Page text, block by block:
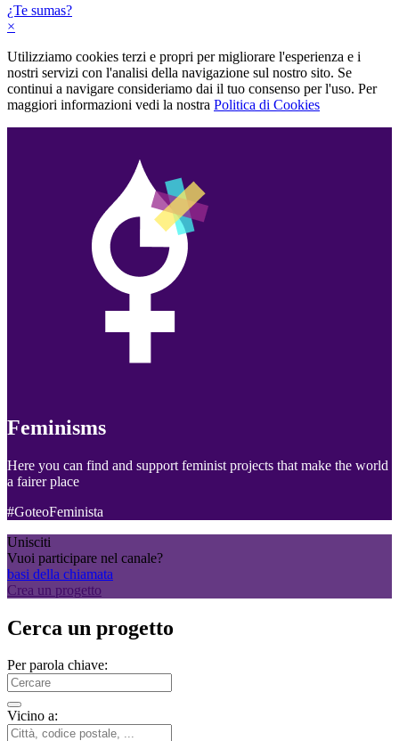
¿Te sumas?
×
Utilizziamo cookies terzi e propri per migliorare l'esperienza e i
nostri servizi con l'analisi della navigazione sul nostro sito. Se
continui a navigare consideriamo dai il tuo consenso per l'uso. Per
maggiori informazioni vedi la nostra Politica di Cookies
Feminisms
Here you can find and support feminist projects that make the world
a fairer place
#GoteoFeminista
Unisciti
Vuoi participare nel canale?
basi della chiamata
Crea un progetto
Cerca un progetto
Per parola chiave:
Vicino a: